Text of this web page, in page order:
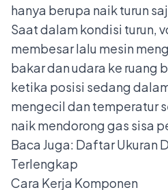
hanya berupa naik turun
Saat dalam kondisi turun,
membesar lalu mesin
bakar dan udara ke ruang
ketika posisi sedang
mengecil dan temperatur
naik mendorong gas sisa
Baca Juga: Daftar Ukuran
Terlengkap
Cara Kerja Komponen